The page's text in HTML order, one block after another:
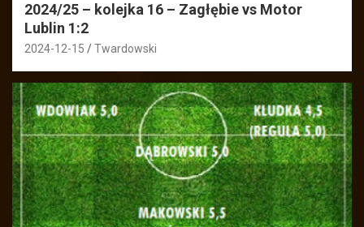
2024/25 – kolejka 16 – Zagłębie vs Motor
Lublin 1:2
2024-12-15 Twardowski